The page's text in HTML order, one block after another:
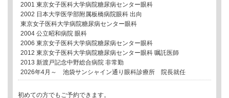
2001 東京女子医科大学病院糖尿病センター眼科
2002 日本大学医学部附属板橋病院眼科 出向
東京女子医科大学病院糖尿病センター眼科
2004 公立昭和病院 眼科
2006 東京女子医科大学病院糖尿病センター眼科
2012 東京女子医科大学病院糖尿病センター眼科 嘱託医師
2013 新渡戸記念中野総合病院 非常勤
2026年4月～ 池袋サンシャイン通り眼科診療所 院長就任
初めての方でもご予約できます。